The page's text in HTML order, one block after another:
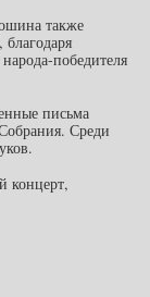
также
победителя
письма
Среди
концерт,